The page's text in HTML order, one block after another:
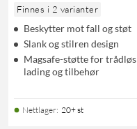
Finnes i 2 varianter
Beskytter mot fall og støt
Slank og stilren design
Magsafe-støtte for trådløs
lading og tilbehør
Nettlager: 20+ st